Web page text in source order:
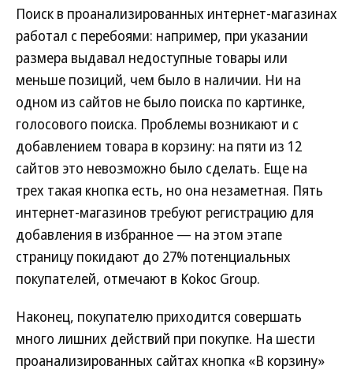
Поиск в проанализированных интернет-магазинах
работал с перебоями: например, при указании
размера выдавал недоступные товары или
меньше позиций, чем было в наличии. Ни на
одном из сайтов не было поиска по картинке,
голосового поиска. Проблемы возникают и с
добавлением товара в корзину: на пяти из 12
сайтов это невозможно было сделать. Еще на
трех такая кнопка есть, но она незаметная. Пять
интернет-магазинов требуют регистрацию для
добавления в избранное — на этом этапе
страницу покидают до 27% потенциальных
покупателей, отмечают в Kokoc Group.
Наконец, покупателю приходится совершать
много лишних действий при покупке. На шести
проанализированных сайтах кнопка «В корзину»